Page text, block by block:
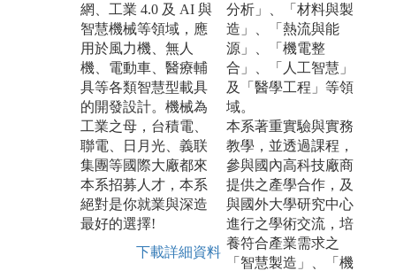
網、工業 4.0 及 AI 與
智慧機械等領域，應
用於風力機、無人
機、電動車、醫療輔
具等各類智慧型載具
的開發設計。機械為
工業之母，台積電、
聯電、日月光、義联
集團等國際大廠都來
本系招募人才，本系
絕對是你就業與深造
最好的選擇!
下載詳細資料
分析」、「材料與製
造」、「熱流與能
源」、「機電整
合」、「人工智慧」
及「醫學工程」等領
域。
本系著重實驗與實務
教學，並透過課程，
參與國內高科技廠商
提供之產學合作，及
與國外大學研究中心
進行之學術交流，培
養符合產業需求之
「智慧製造」、「機